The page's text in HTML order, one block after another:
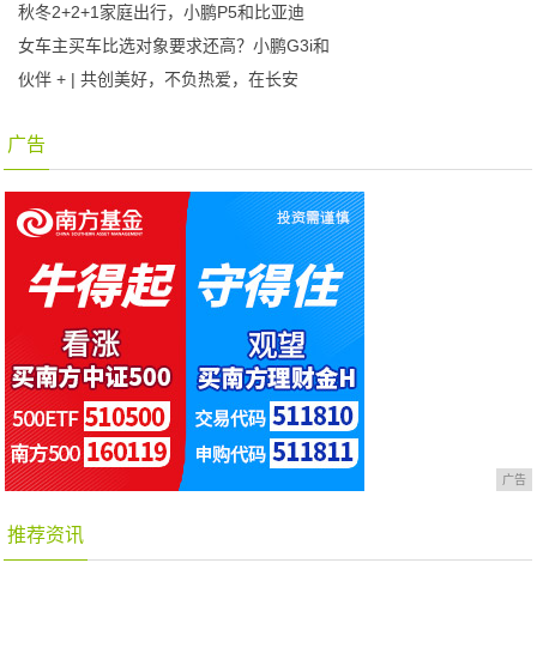
秋冬2+2+1家庭出行，小鹏P5和比亚迪
女车主买车比选对象要求还高？小鹏G3i和
伙伴 + | 共创美好，不负热爱，在长安
广告
广告
推荐资讯